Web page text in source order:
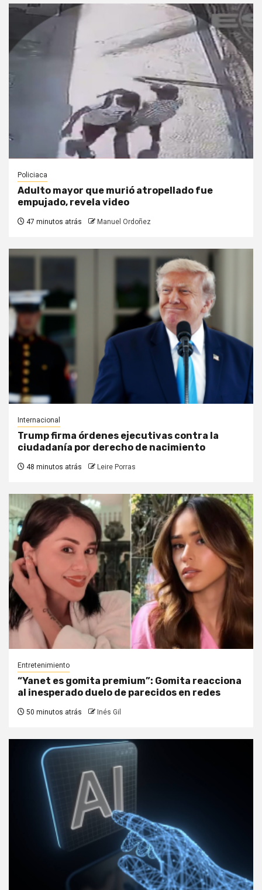
Policiaca
Adulto mayor que murió atropellado fue
empujado, revela video
47 minutos atrás Manuel Ordoñez
Internacional
Trump firma órdenes ejecutivas contra la
ciudadanía por derecho de nacimiento
48 minutos atrás Leire Porras
Entretenimiento
“Yanet es gomita premium”: Gomita reacciona
al inesperado duelo de parecidos en redes
50 minutos atrás Inés Gil